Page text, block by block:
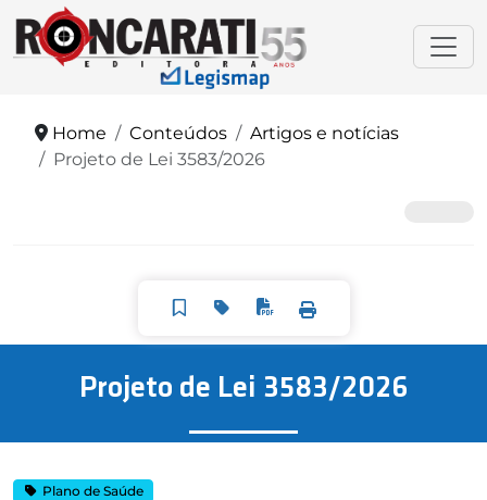
Home Conteúdos
Artigos e notícias
Projeto de Lei 3583/2026
Projeto de Lei 3583/2026
Plano de Saúde